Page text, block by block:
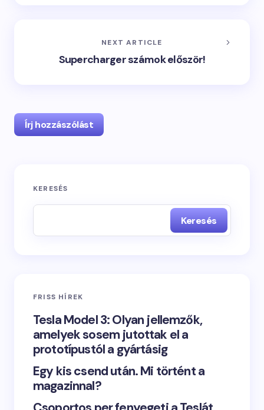
NEXT ARTICLE
Supercharger számok először!
Írj hozzászólást
KERESÉS
Keresés
FRISS HÍREK
Tesla Model 3: Olyan jellemzők,
amelyek sosem jutottak el a
prototípustól a gyártásig
Egy kis csend után. Mi történt a
magazinnal?